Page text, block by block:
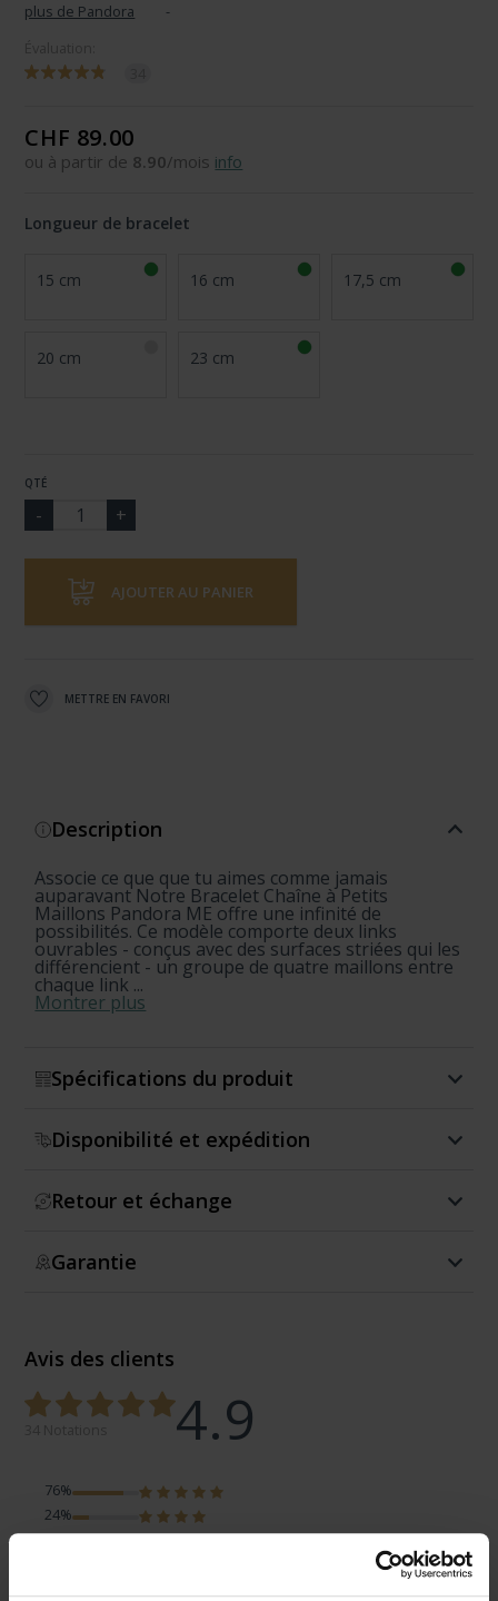
plus de Pandora
-
CHF 89.00
ou à partir de 8.90/mois info
Longueur de bracelet
15 cm 16 cm 17,5 cm
20 cm 23 cm
QTÉ
AJOUTER AU PANIER
METTRE EN FAVORI
Description
Associe ce que que tu aimes comme jamais
auparavant Notre Bracelet Chaîne à Petits
Maillons Pandora ME offre une infinité de
possibilités. Ce modèle comporte deux links
ouvrables - conçus avec des surfaces striées qui les
différencient - un groupe de quatre maillons entre
chaque link ...
Montrer plus
Spécifications du produit
Disponibilité et expédition
Retour et échange
Garantie
Avis des clients
4.9
76%
24%
0%